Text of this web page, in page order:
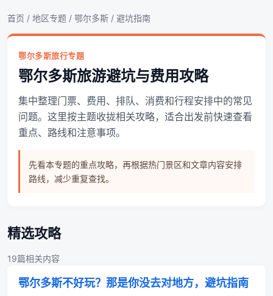
首页 / 地区专题 / 鄂尔多斯 / 避坑指南
鄂尔多斯旅行专题
鄂尔多斯旅游避坑与费用攻略
集中整理门票、费用、排队、消费和行程安排中的常见
问题。这里按主题收拢相关攻略，适合出发前快速查看
重点、路线和注意事项。
先看本专题的重点攻略，再根据热门景区和文章内容安排
路线，减少重复查找。
精选攻略
19篇相关内容
鄂尔多斯不好玩？那是你没去对地方，避坑指南